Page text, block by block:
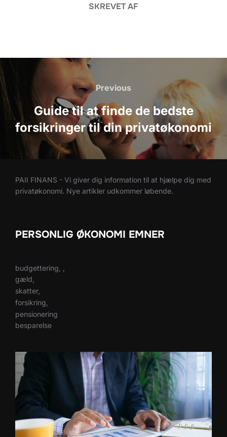
SKREVET AF
Indlægsnavigation
Previous
Previous
Guide til at finde de bedste
forsikringer til din privatøkonomi
PAII FINANS - Vi giver dig information til at hjælpe dig med
privatøkonomi. Nye artikler udkommer løbende.
PERSONLIG ØKONOMI EMNER
budgettering, ,
gæld,
skatter,
forsikring,
pensionering
besparelse